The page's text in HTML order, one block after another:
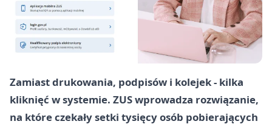
Zamiast drukowania, podpisów i kolejek - kilka
kliknięć w systemie. ZUS wprowadza rozwiązanie,
na które czekały setki tysięcy osób pobierających